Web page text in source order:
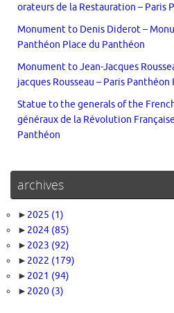
orateurs de la Restauration – Paris
Monument to Denis Diderot –
Panthéon Place du Panthéon
Monument to Jean-Jacques
jacques Rousseau – Paris
Statue to the generals of the
généraux de la Révolution
Panthéon
archives
► 2025 (1)
► 2024 (85)
► 2023 (92)
► 2022 (179)
► 2021 (94)
► 2020 (3)